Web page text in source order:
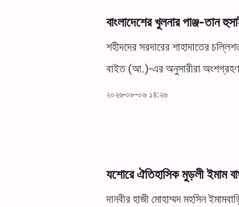
বাংলাদেশের খুলনার পাঞ্জ-তান
শহীদদের সরদারের শাহাদাতের
বাইত (আ.)-এর অনুসারীরা
২০২৬-০৮-০৬ ১৪:২৬
যশোরে ঐতিহাসিক মুড়লী ইমাম
দানবীর হাজী মোহাম্মদ মহসিন